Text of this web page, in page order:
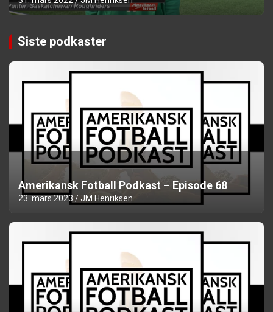
Siste podkaster
Amerikansk Fotball Podkast – Episode 68
23. mars 2023 JM Henriksen